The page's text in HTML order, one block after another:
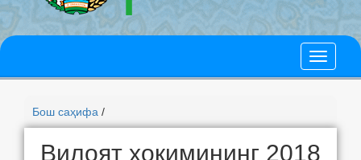
Бош саҳифа /
Вилоят ҳокимининг 2018